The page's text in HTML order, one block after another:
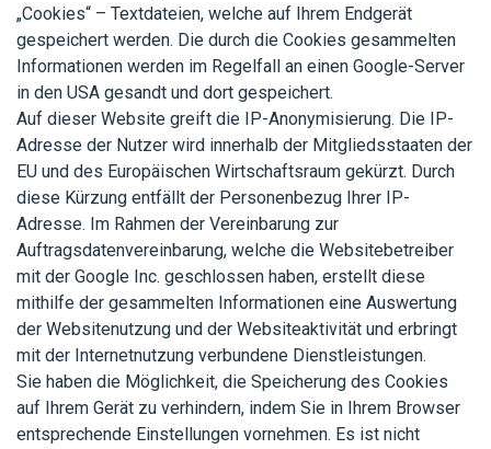
„Cookies“ – Textdateien, welche auf Ihrem Endgerät
gespeichert werden. Die durch die Cookies gesammelten
Informationen werden im Regelfall an einen Google-Server
in den USA gesandt und dort gespeichert.
Auf dieser Website greift die IP-Anonymisierung. Die IP-
Adresse der Nutzer wird innerhalb der Mitgliedsstaaten der
EU und des Europäischen Wirtschaftsraum gekürzt. Durch
diese Kürzung entfällt der Personenbezug Ihrer IP-
Adresse. Im Rahmen der Vereinbarung zur
Auftragsdatenvereinbarung, welche die Websitebetreiber
mit der Google Inc. geschlossen haben, erstellt diese
mithilfe der gesammelten Informationen eine Auswertung
der Websitenutzung und der Websiteaktivität und erbringt
mit der Internetnutzung verbundene Dienstleistungen.
Sie haben die Möglichkeit, die Speicherung des Cookies
auf Ihrem Gerät zu verhindern, indem Sie in Ihrem Browser
entsprechende Einstellungen vornehmen. Es ist nicht